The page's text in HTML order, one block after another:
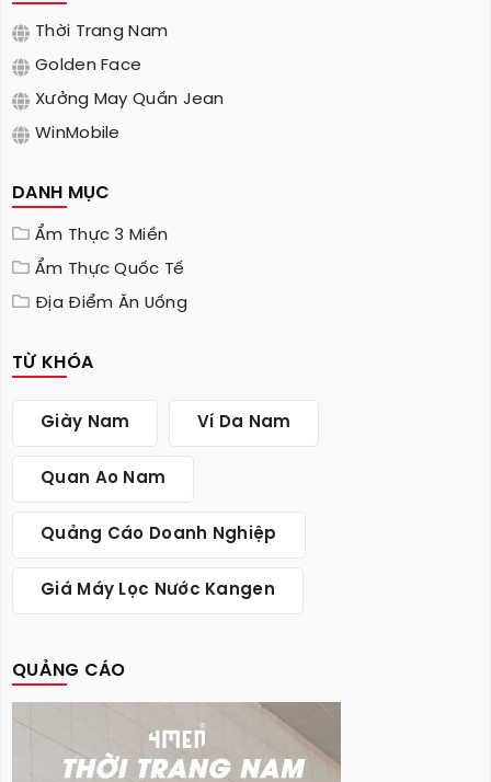
Thời Trang Nam
Golden Face
Xưởng May Quần Jean
WinMobile
DANH MỤC
Ẩm Thực 3 Miền
Ẩm Thực Quốc Tế
Địa Điểm Ăn Uống
TỪ KHÓA
Giày Nam Ví Da Nam
Quan Ao Nam
Quảng Cáo Doanh Nghiệp
Giá Máy Lọc Nước Kangen
QUẢNG CÁO